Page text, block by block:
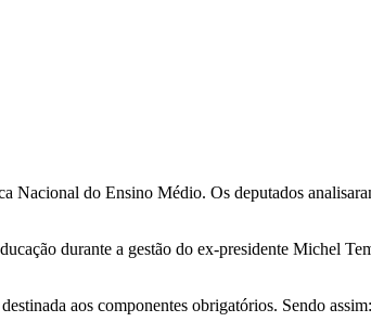
do Ensino Médio. Os deputados
durante a gestão do ex-presidente Michel
aos componentes obrigatórios. Sendo assim: